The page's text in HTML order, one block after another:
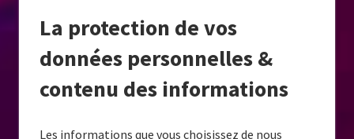
La protection de vos
données personnelles &
contenu des informations
Les informations que vous choisissez de nous